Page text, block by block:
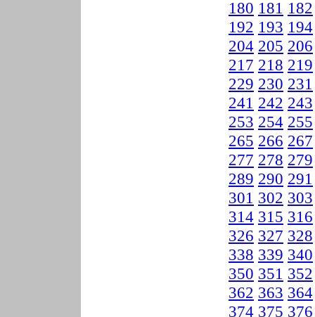
180 181 182
192 193 194
204 205 206
217 218 219
229 230 231
241 242 243
253 254 255
265 266 267
277 278 279
289 290 291
301 302 303
314 315 316
326 327 328
338 339 340
350 351 352
362 363 364
374 375 376